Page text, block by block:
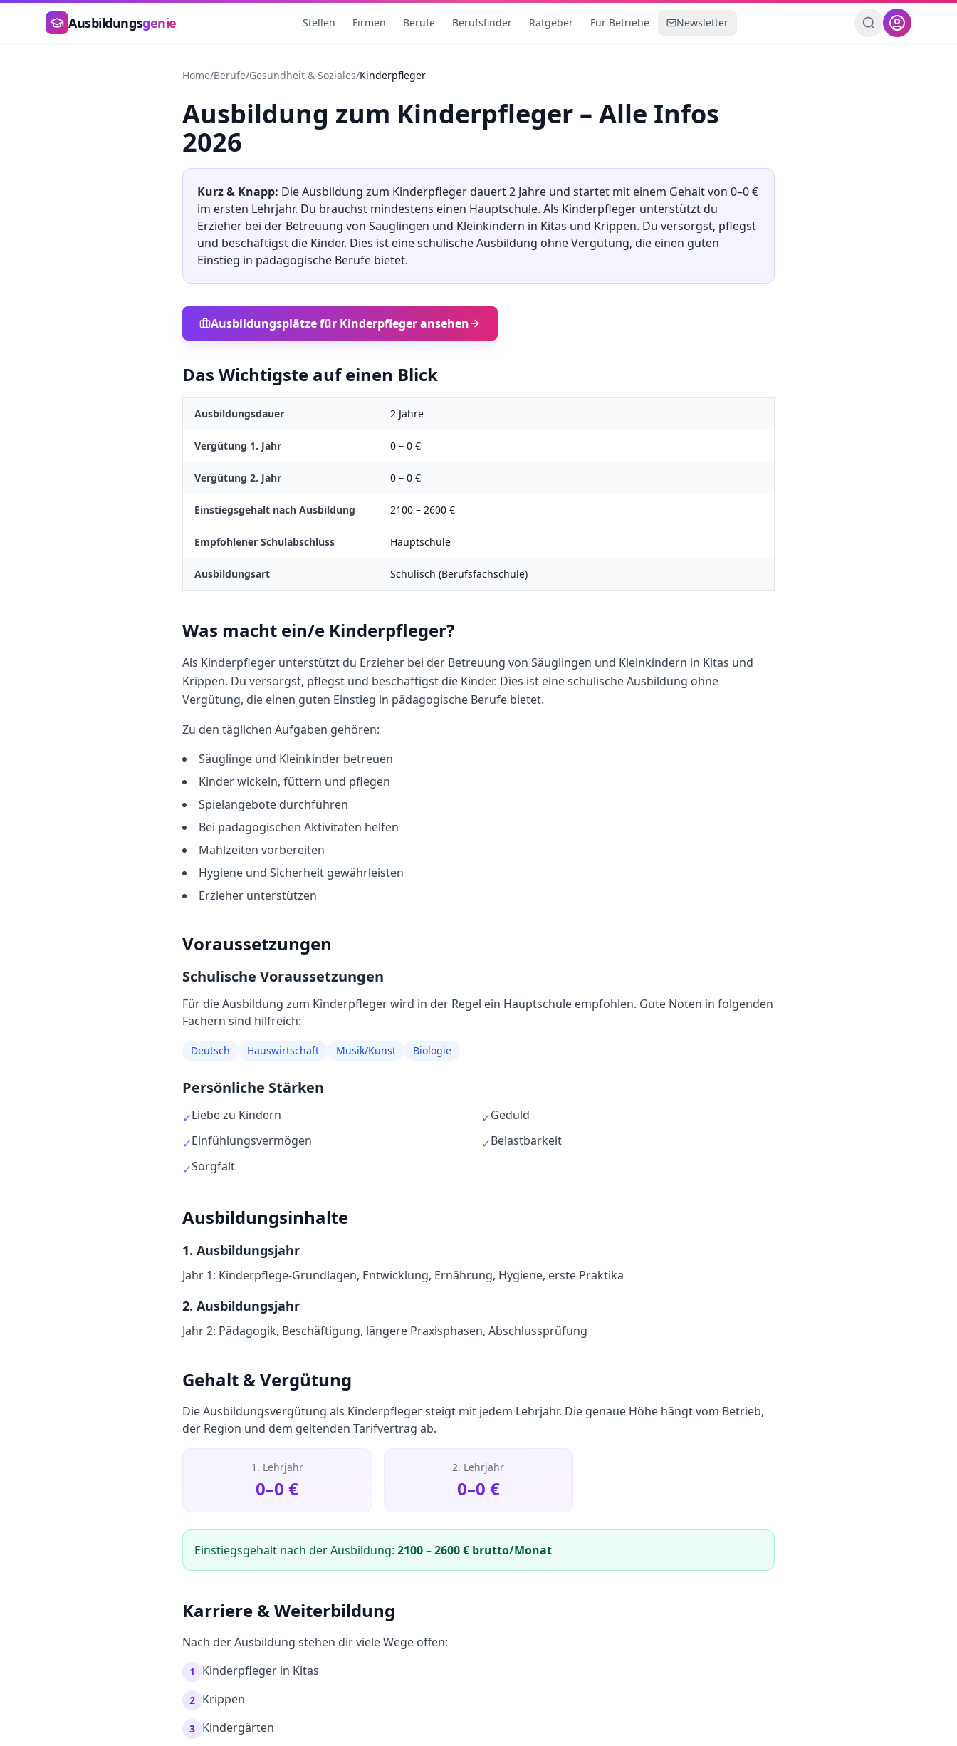
Zum Hauptinhalt springen
Ausbildungsgenie Stellen Firmen Berufe Berufsfinder Ratgeber Für Betriebe Newsletter
Home/Berufe/Gesundheit & Soziales/Kinderpfleger
Ausbildung zum Kinderpfleger – Alle Infos
2026
Kurz & Knapp: Die Ausbildung zum Kinderpflegerdauert2 Jahre und startet mit einem Gehalt von 0–0€
im ersten Lehrjahr. Du brauchst mindestens einen Hauptschule. Als Kinderpfleger unterstützt du
Erzieher bei der Betreuung von Säuglingen und Kleinkindern in Kitas und Krippen. Du versorgst, pflegst
und beschäftigst die Kinder. Dies ist eine schulische Ausbildung ohne Vergütung, die einen guten
Einstieg in pädagogische Berufe bietet.
Ausbildungsplätze für Kinderpflegeransehen
Das Wichtigste auf einen Blick
Ausbildungsdauer 2 Jahre
Vergütung 1. Jahr 0 – 0 €
Vergütung 2. Jahr 0 – 0 €
Einstiegsgehalt nach Ausbildung 2100 – 2600 €
Empfohlener Schulabschluss Hauptschule
Ausbildungsart Schulisch (Berufsfachschule)
Was macht ein/e Kinderpfleger?
Als Kinderpfleger unterstützt du Erzieher bei der Betreuung von Säuglingen und Kleinkindern in Kitas und
Krippen. Du versorgst, pflegst und beschäftigst die Kinder. Dies ist eine schulische Ausbildung ohne
Vergütung, die einen guten Einstieg in pädagogische Berufe bietet.
Zu den täglichen Aufgaben gehören:
Säuglinge und Kleinkinder betreuen
Kinder wickeln, füttern und pflegen
Spielangebote durchführen
Bei pädagogischen Aktivitäten helfen
Mahlzeiten vorbereiten
Hygiene und Sicherheit gewährleisten
Erzieher unterstützen
Voraussetzungen
Schulische Voraussetzungen
Für die Ausbildung zum Kinderpflegerwird in der Regel ein Hauptschule empfohlen. Gute Noten in folgenden
Fächern sind hilfreich:
Deutsch Hauswirtschaft Musik/Kunst Biologie
Persönliche Stärken
✓Liebe zu Kindern ✓Geduld
✓Einfühlungsvermögen ✓Belastbarkeit
✓Sorgfalt
Ausbildungsinhalte
1. Ausbildungsjahr
Jahr 1: Kinderpflege-Grundlagen, Entwicklung, Ernährung, Hygiene, erste Praktika
2. Ausbildungsjahr
Jahr 2: Pädagogik, Beschäftigung, längere Praxisphasen, Abschlussprüfung
Gehalt & Vergütung
Die Ausbildungsvergütung als Kinderpflegersteigt mit jedem Lehrjahr. Die genaue Höhe hängt vom Betrieb,
der Region und dem geltenden Tarifvertrag ab.
1. Lehrjahr
0–0 €
2. Lehrjahr
0–0 €
Einstiegsgehalt nach der Ausbildung: 2100–2600€ brutto/Monat
Karriere & Weiterbildung
Nach der Ausbildung stehen dir viele Wege offen:
1 Kinderpfleger in Kitas
2 Krippen
3 Kindergärten